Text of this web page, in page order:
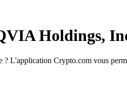
Holdings,
L'application Crypto.com vous